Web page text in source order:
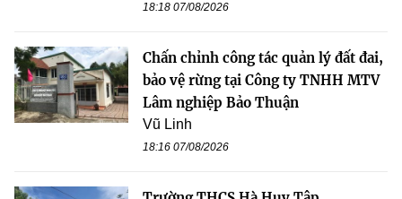
18:18 07/08/2026
Chấn chỉnh công tác quản lý đất đai,
bảo vệ rừng tại Công ty TNHH MTV
Lâm nghiệp Bảo Thuận
Vũ Linh
18:16 07/08/2026